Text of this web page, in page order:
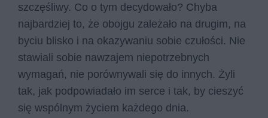
szczęśliwy. Co o tym decydowało? Chyba
najbardziej to, że obojgu zależało na drugim, na
byciu blisko i na okazywaniu sobie czułości. Nie
stawiali sobie nawzajem niepotrzebnych
wymagań, nie porównywali się do innych. Żyli
tak, jak podpowiadało im serce i tak, by cieszyć
się wspólnym życiem każdego dnia.